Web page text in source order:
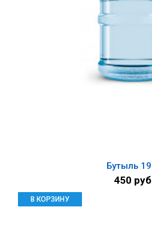
Бутыль
450
В КОРЗИНУ